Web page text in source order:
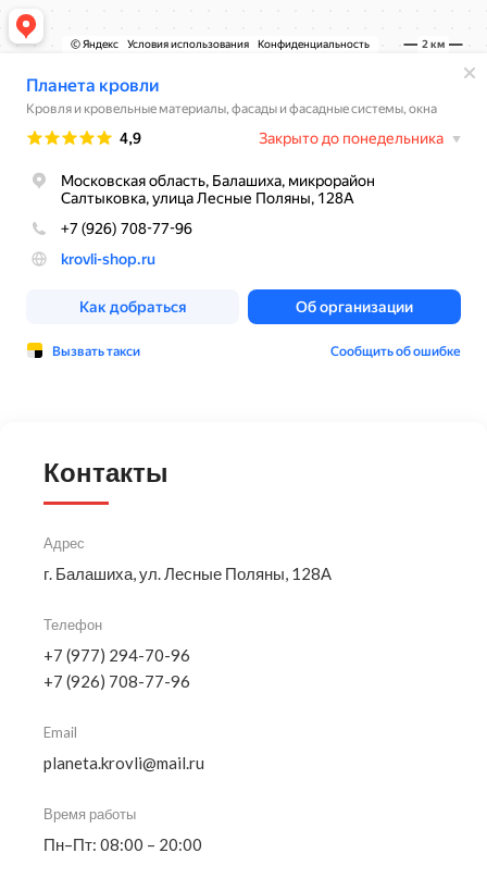
Контакты
Адрес
г. Балашиха, ул. Лесные Поляны, 128А
Телефон
+7 (977) 294-70-96
+7 (926) 708-77-96
Email
planeta.krovli@mail.ru
Время работы
Пн–Пт: 08:00 – 20:00